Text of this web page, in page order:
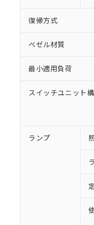
復帰方式
ベゼル材質
最小適用負荷
スイッチユニット
ランプ